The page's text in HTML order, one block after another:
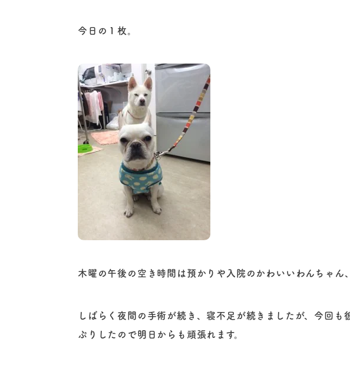
今日の１枚。
木曜の午後の空き時間は預かりや入院のかわいいわんちゃん
しばらく夜間の手術が続き、寝不足が続きましたが、今回も
ぷりしたので明日からも頑張れます。